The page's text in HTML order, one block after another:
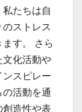
たちは自
ストレス
す。 さら
文化活動や
ンスピレー
活動を通
創造性や表